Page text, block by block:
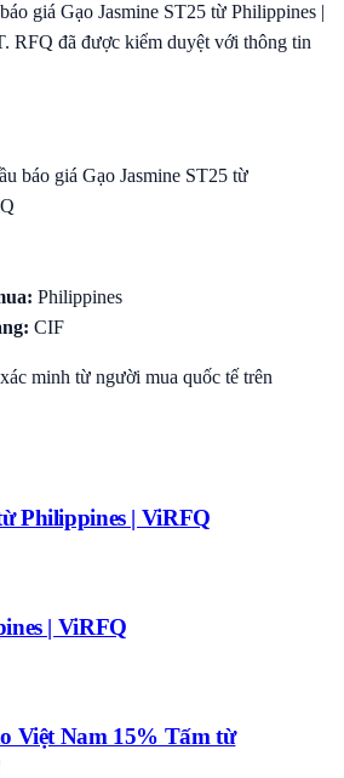
giá Gạo Jasmine ST25 từ Philippines |
RFQ đã được kiểm duyệt với thông tin
báo giá Gạo Jasmine ST25 từ
: Philippines
: CIF
minh từ người mua quốc tế trên
Philippines | ViRFQ
| ViRFQ
Việt Nam 15% Tấm từ